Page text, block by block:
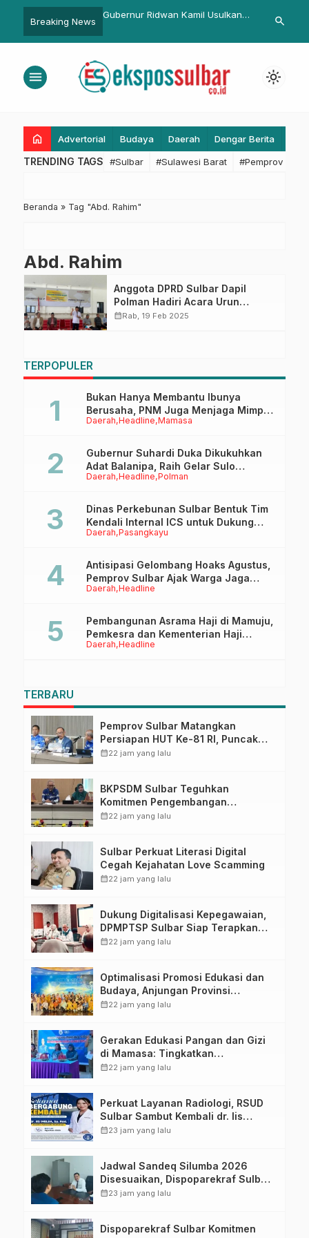
Breaking News
Imbau Masyarakat
Bencana
Gubernur Ridwan Kamil Usulkan
Daerah
Bupati
search
menu light_mode
home Advertorial Budaya Daerah Dengar Berita
TRENDING TAGS #Sulbar #Sulawesi Barat #Pemprov
Beranda » Tag "Abd. Rahim"
Abd. Rahim
Anggota DPRD Sulbar Dapil
Polman Hadiri Acara Urun
Rembuk Percepatan
calendar_monthRab, 19 Feb 2025
TERPOPULER
Daerah Headline Mamasa
Bukan Hanya Membantu Ibunya
Berusaha, PNM Juga Menjaga Mimpi
Anaknya Untuk Menggapai Cita-Cita
Daerah Headline Polman
Gubernur Suhardi Duka Dikukuhkan
Adat Balanipa, Raih Gelar Sulo
Tappidena
Daerah Pasangkayu
Dinas Perkebunan Sulbar Bentuk Tim
Kendali Internal ICS untuk Dukung
Sertifikasi ISPO Pekebun di
Daerah Headline
Antisipasi Gelombang Hoaks Agustus,
Pemprov Sulbar Ajak Warga Jaga
Ruang Digital
Daerah Headline
Pembangunan Asrama Haji di Mamuju,
Pemkesra dan Kementerian Haji
Sulbar Tinjau Lokasi
TERBARU
Pemprov Sulbar Matangkan
Persiapan HUT Ke-81 RI, Puncak
Upacara di Lapangan Ahmad
calendar_month22 jam yang lalu
BKPSDM Sulbar Teguhkan
Komitmen Pengembangan
Kompetensi ASN melalui
calendar_month22 jam yang lalu
Sulbar Perkuat Literasi Digital
Cegah Kejahatan Love Scamming
calendar_month22 jam yang lalu
Dukung Digitalisasi Kepegawaian,
DPMPTSP Sulbar Siap Terapkan
Aplikasi FLEKSI ASN
calendar_month22 jam yang lalu
Optimalisasi Promosi Edukasi dan
Budaya, Anjungan Provinsi
Sulawesi Barat Perkuat Kolaborasi
calendar_month22 jam yang lalu
Gerakan Edukasi Pangan dan Gizi
di Mamasa: Tingkatkan
Pengetahuan dan Keterampilan
calendar_month22 jam yang lalu
Perkuat Layanan Radiologi, RSUD
Sulbar Sambut Kembali dr. Iis
Imelda, Sp.Rad
calendar_month23 jam yang lalu
Jadwal Sandeq Silumba 2026
Disesuaikan, Dispoparekraf Sulbar
Pastikan Persiapan Tetap
calendar_month23 jam yang lalu
Dispoparekraf Sulbar Komitmen